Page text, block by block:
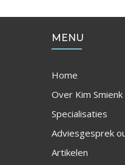
MENU
Home
Over Kim Smienk
Specialisaties
Adviesgesprek
Artikelen